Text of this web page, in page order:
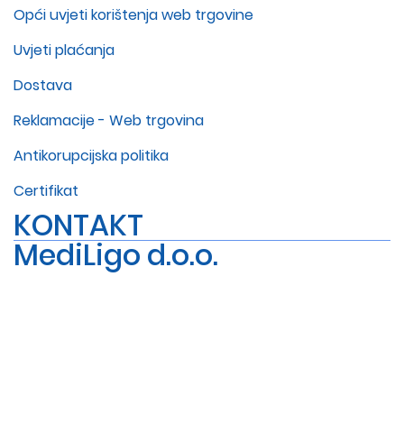
Opći uvjeti korištenja web trgovine
Uvjeti plaćanja
Dostava
Reklamacije - Web trgovina
Antikorupcijska politika
Certifikat
KONTAKT
MediLigo d.o.o.